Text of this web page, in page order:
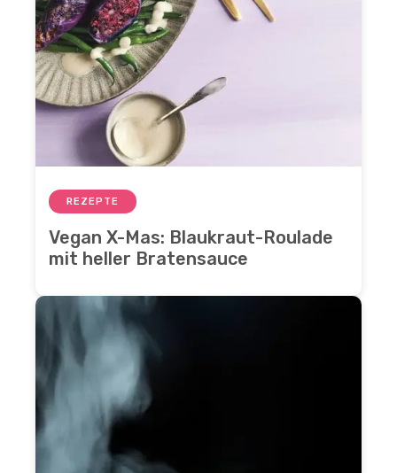
REZEPTE
Vegan X-Mas: Blaukraut-Roulade
mit heller Bratensauce